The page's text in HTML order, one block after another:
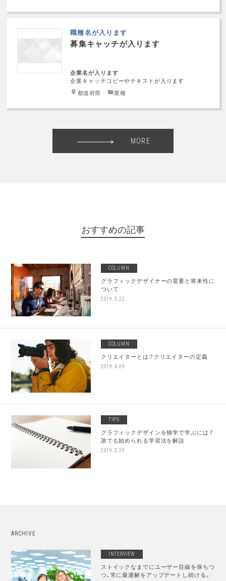
職種名が入ります
募集キャッチが入ります
企業名が入ります
企業キャッチコピーやテキストが入ります
都道府県 業種
MORE
おすすめの記事
COLUMN
グラフィックデザイナーの需要と将来性に
ついて
2019.3.22
COLUMN
クリエイターとは？クリエイターの定義
2019.4.09
TIPS
グラフィックデザインを独学で学ぶには？
誰でも始められる学習法を解説
2019.2.20
ARCHIVE
INTERVIEW
ストイックなまでにユーザー目線を保ちつ
つ、常に最適解をアップデートし続ける。